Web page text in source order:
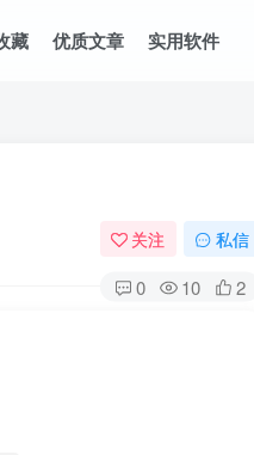
藏 优质文章 实用软件
关注 私信
0 10 2